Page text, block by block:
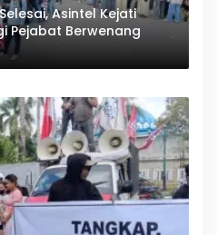
Asintel Kejati
Pejabat Berwenang